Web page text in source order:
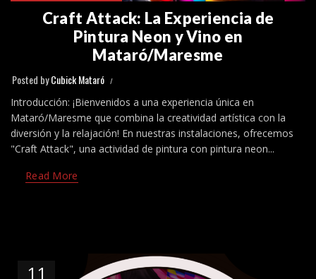
Craft Attack: La Experiencia de
Pintura Neon y Vino en
Mataró/Maresme
Posted byCubick Mataró
Introducción: ¡Bienvenidos a una experiencia única en
Mataró/Maresme que combina la creatividad artística con la
diversión y la relajación! En nuestras instalaciones, ofrecemos
"Craft Attack", una actividad de pintura con pintura neon...
Read More
11